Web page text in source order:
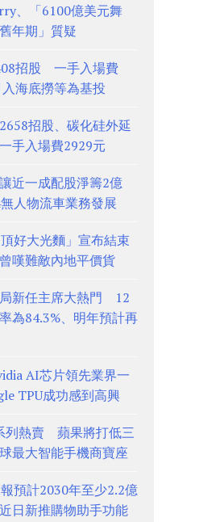
、「6100億美元舞
年期」質疑
招股 一手入場費
海底撈等為基投
招股、碳化硅外延
手入場費2929元
近一成配股淨籌2億
人物流車業務發展
好大光麵」宣布結束
嘆難敵內地平價貨
新任主席大熱門 12
為84.3%、明年預計再
AI芯片領先業界一
TPU成功感到高興
列熱賣 蘋果將打低三
最大智能手機商寶座
預計2030年至少2.2億
日新推購物助手功能